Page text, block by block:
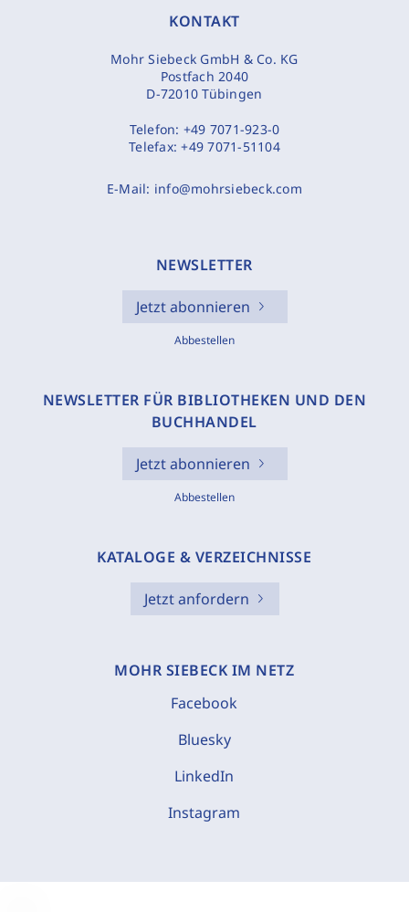
KONTAKT
Mohr Siebeck GmbH & Co. KG
Postfach 2040
D-72010 Tübingen
Telefon: +49 7071-923-0
Telefax:+49 7071-51104
E-Mail: info@mohrsiebeck.com
NEWSLETTER
Jetzt abonnieren
Abbestellen
NEWSLETTER FÜR BIBLIOTHEKEN UND DEN
BUCHHANDEL
Jetzt abonnieren
Abbestellen
KATALOGE & VERZEICHNISSE
Jetzt anfordern
MOHR SIEBECK IM NETZ
Facebook
Bluesky
LinkedIn
Instagram